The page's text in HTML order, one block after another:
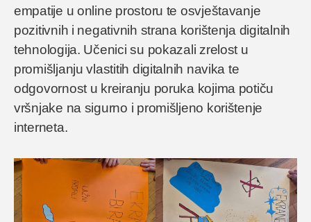
empatije u online prostoru te osvještavanje
pozitivnih i negativnih strana korištenja digitalnih
tehnologija. Učenici su pokazali zrelost u
promišljanju vlastitih digitalnih navika te
odgovornost u kreiranju poruka kojima potiču
vršnjake na sigurno i promišljeno korištenje
interneta.